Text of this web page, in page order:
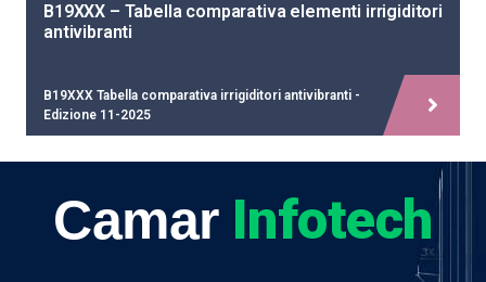
B19XXX – Tabella comparativa elementi irrigiditori
antivibranti
B19XXX Tabella comparativa irrigiditori antivibranti -
Edizione 11-2025
Camar Infotech